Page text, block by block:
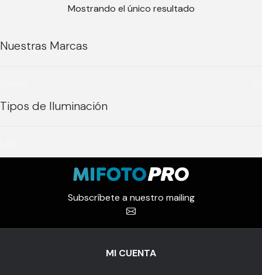
Mostrando el único resultado
Nuestras Marcas
Tipos de Iluminación
Subscríbete a nuestro mailing
MI CUENTA